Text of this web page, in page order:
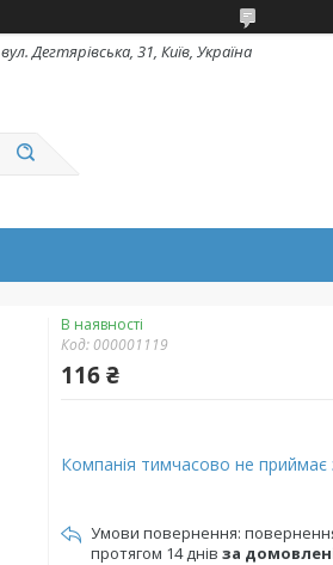
вул. Дегтярівська, 31, Київ, Україна
В наявності
Код: 000001119
116 ₴
Компанія тимчасово не
протягом 14 днів за